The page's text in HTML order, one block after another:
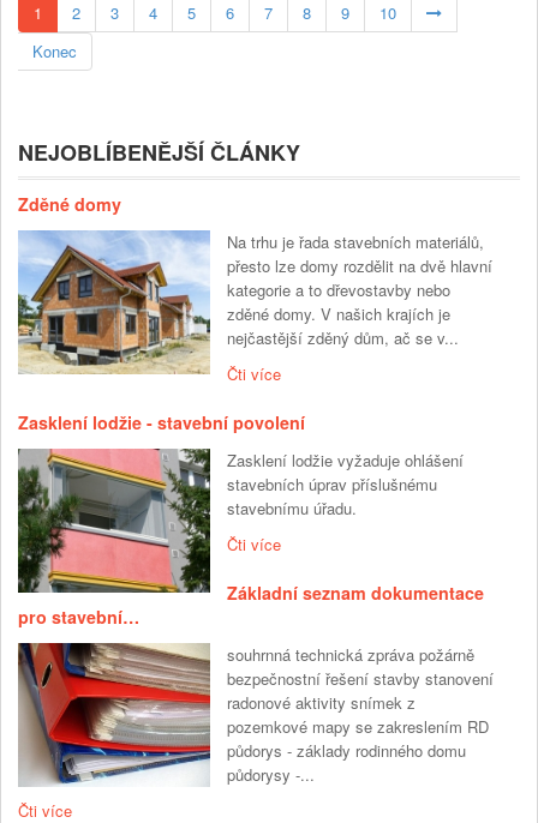
1
2 3 4 5 6 7 8 9
10
Konec
NEJOBLÍBENĚJŠÍ ČLÁNKY
Zděné domy
Na trhu je řada stavebních materiálů,
přesto lze domy rozdělit na dvě hlavní
kategorie a to dřevostavby nebo
zděné domy. V našich krajích je
nejčastější zděný dům, ač se v...
Čti více
Zasklení lodžie - stavební povolení
Zasklení lodžie vyžaduje ohlášení
stavebních úprav příslušnému
stavebnímu úřadu.
Čti více
Základní seznam dokumentace
pro stavební…
souhrnná technická zpráva požárně
bezpečnostní řešení stavby stanovení
radonové aktivity snímek z
pozemkové mapy se zakreslením RD
půdorys - základy rodinného domu
půdorysy -...
Čti více